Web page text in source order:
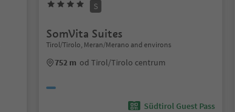
S
SomVita Suites
Tirol/Tirolo, Meran/Merano and environs
752 m od Tirol/Tirolo centrum
Südtirol Guest Pass